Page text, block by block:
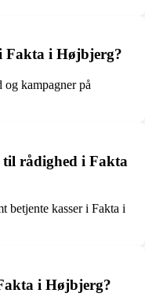
Fakta i Højbjerg?
kampagner på
til rådighed i Fakta
betjente kasser i Fakta i
i Højbjerg?